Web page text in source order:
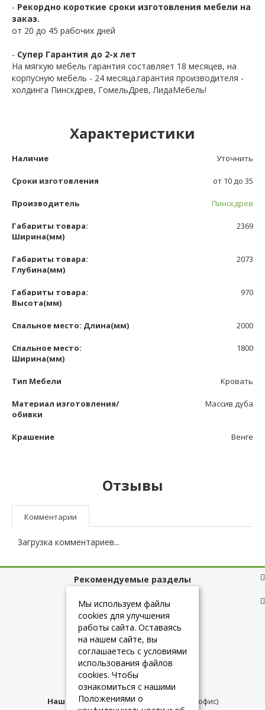
- Рекордно короткие сроки изготовления мебели на
заказ.
от 20 до 45 рабочих дней
- Супер Гарантия до 2-х лет
На мягкую мебель гарантия составляет 18 месяцев, на
корпусную мебель - 24 месяца.гарантия производителя -
холдинга Пинскдрев, ГомельДрев, ЛидаМебель!
Характеристики
Наличие Уточнить
Сроки изготовления от 10 до 35
Производитель Пинскдрев
Габариты товара:
Ширина(мм)
2369
Габариты товара:
Глубина(мм)
2073
Габариты товара:
Высота(мм)
970
Спальное место: Длина(мм) 2000
Спальное место:
Ширина(мм)
1800
Тип Мебели Кровать
Материал изготовления/
обивки
Массив дуба
Крашение Венге
Отзывы
Комментарии
Загрузка комментариев...
Рекомендуемые разделы
Полезные ссылки
+7 (925) 084-10-60
Наш адрес:Москва,ул.Плещеева д.12 (офис)
Мы используем файлы
cookies для улучшения
работы сайта. Оставаясь
на нашем сайте, вы
соглашаетесь с условиями
использования файлов
cookies. Чтобы
ознакомиться с нашими
Положениями о